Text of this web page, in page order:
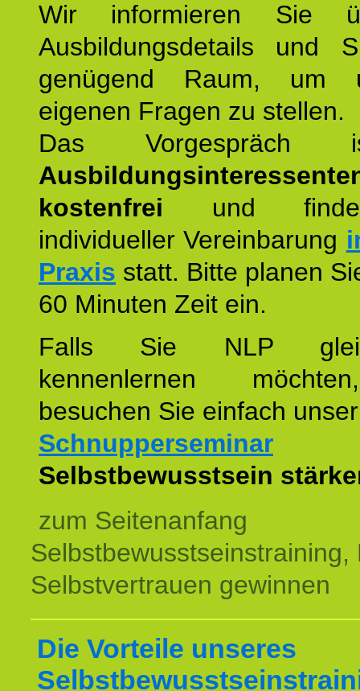
Wir informieren Sie
Ausbildungsdetails und
genügend Raum, um
eigenen Fragen zu stellen.
Das
kostenfrei und
individueller Vereinbarung
Praxis statt. Bitte planen
60 Minuten Zeit ein.
Falls Sie NLP
kennenlernen
besuchen Sie einfach unser
Schnupperseminar
Selbstbewusstsein
zum Seitenanfang
Selbstbewusstseinstraining,
Selbstvertrauen gewinnen
Die Vorteile unseres